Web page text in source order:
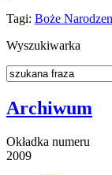
Tagi: Boże
Wyszukiwarka
Archiwum
Okładka numeru
2009